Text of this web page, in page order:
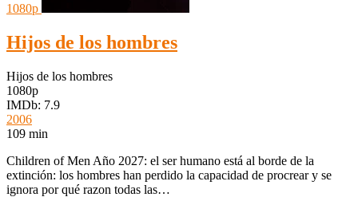
1080p
Hijos de los hombres
Hijos de los hombres
1080p
IMDb: 7.9
2006
109 min
Children of Men Año 2027: el ser humano está al borde de la
extinción: los hombres han perdido la capacidad de procrear y se
ignora por qué razon todas las…